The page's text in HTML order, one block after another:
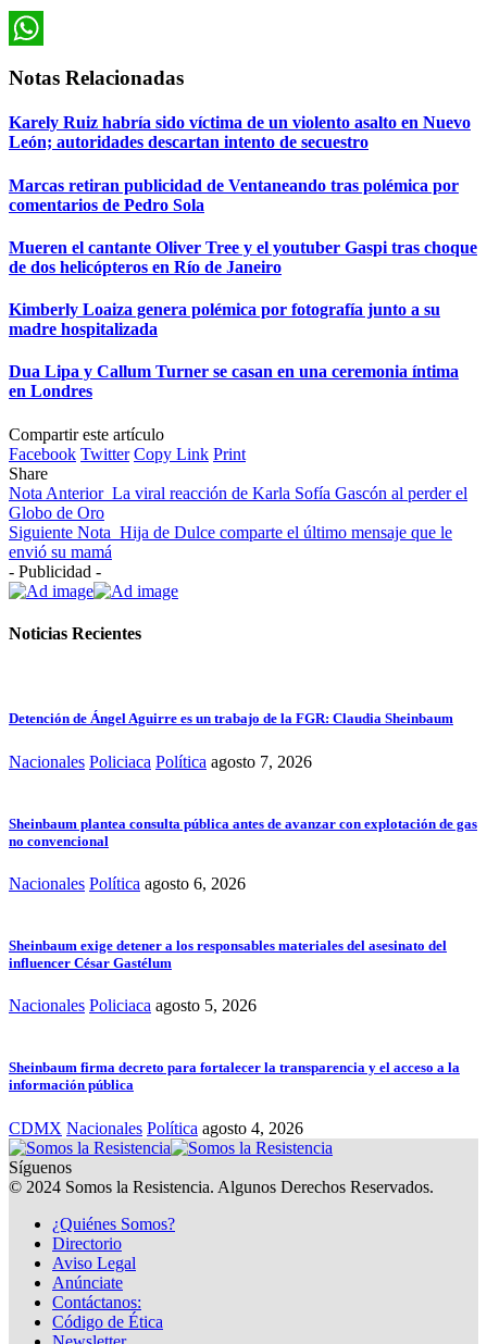
Notas Relacionadas
Karely Ruiz habría sido víctima de un violento asalto en Nuevo
León; autoridades descartan intento de secuestro
Marcas retiran publicidad de Ventaneando tras polémica por
comentarios de Pedro Sola
Mueren el cantante Oliver Tree y el youtuber Gaspi tras choque
de dos helicópteros en Río de Janeiro
Kimberly Loaiza genera polémica por fotografía junto a su
madre hospitalizada
Dua Lipa y Callum Turner se casan en una ceremonia íntima
en Londres
Compartir este artículo
Facebook Twitter Copy Link Print
Share
Nota Anterior La viral reacción de Karla Sofía Gascón al perder el
Globo de Oro
Siguiente Nota Hija de Dulce comparte el último mensaje que le
envió su mamá
- Publicidad -
Noticias Recientes
Detención de Ángel Aguirre es un trabajo de la FGR: Claudia Sheinbaum
Nacionales Policiaca Política agosto 7, 2026
Sheinbaum plantea consulta pública antes de avanzar con explotación de gas
no convencional
Nacionales Política agosto 6, 2026
Sheinbaum exige detener a los responsables materiales del asesinato del
influencer César Gastélum
Nacionales Policiaca agosto 5, 2026
Sheinbaum firma decreto para fortalecer la transparencia y el acceso a la
información pública
CDMX Nacionales Política agosto 4, 2026
Síguenos
© 2024 Somos la Resistencia. Algunos Derechos Reservados.
¿Quiénes Somos?
Directorio
Aviso Legal
Anúnciate
Contáctanos:
Código de Ética